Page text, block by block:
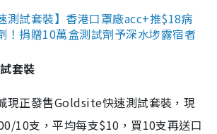
測試套裝】香港口罩廠acc+推$18病
！捐贈10萬盒測試劑予深水埗露宿者
套裝
現正發售Goldsite快速測試套裝，現
10支，平均每支$10，買10支再送口